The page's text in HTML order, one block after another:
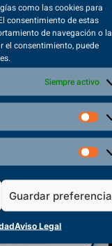
como las cookies para
consentimiento de estas
de navegación o
el consentimiento, puede
Siempre activo
Guardar
Aviso Legal